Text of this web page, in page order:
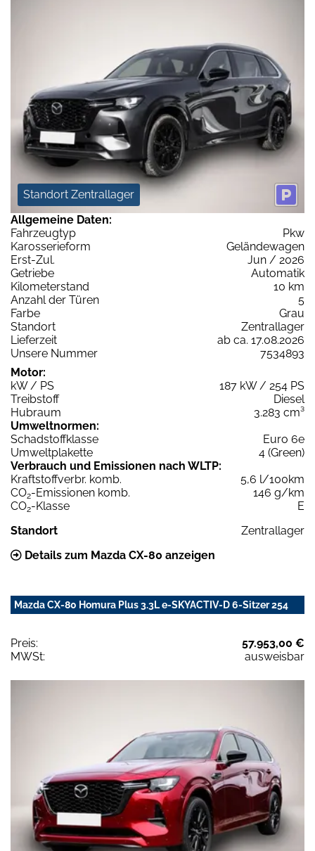
Standort Zentrallager
Allgemeine Daten:
Fahrzeugtyp
Pkw
Karosserieform
Geländewagen
Erst-Zul.
Jun / 2026
Getriebe
Automatik
Kilometerstand
10 km
Anzahl der Türen
5
Farbe
Grau
Standort
Zentrallager
Lieferzeit
ab ca. 17.08.2026
Unsere Nummer
7534893
Motor:
kW / PS
187 kW / 254 PS
Treibstoff
Diesel
Hubraum
3.283 cm³
Umweltnormen:
Schadstoffklasse
Euro 6e
Umweltplakette
4 (Green)
Verbrauch und Emissionen nach WLTP:
Kraftstoffverbr. komb.
5,6 l/100km
CO2-Emissionen komb.
146 g/km
CO2-Klasse
E
Standort
Zentrallager
Details zum Mazda CX-80 anzeigen
Mazda CX-80 Homura Plus 3.3L e-SKYACTIV-D 6-Sitzer 254
Preis:
57.953,00 €
MWSt:
ausweisbar